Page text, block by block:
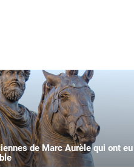
de Marc Aurèle qui ont eu